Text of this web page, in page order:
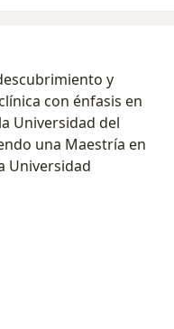
y
con énfasis en
Universidad del
una Maestría en
Universidad
instituciones
cerca la
y emociones. Mi
enfoca en guiar a